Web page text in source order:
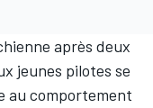
après deux
jeunes pilotes se
au comportement